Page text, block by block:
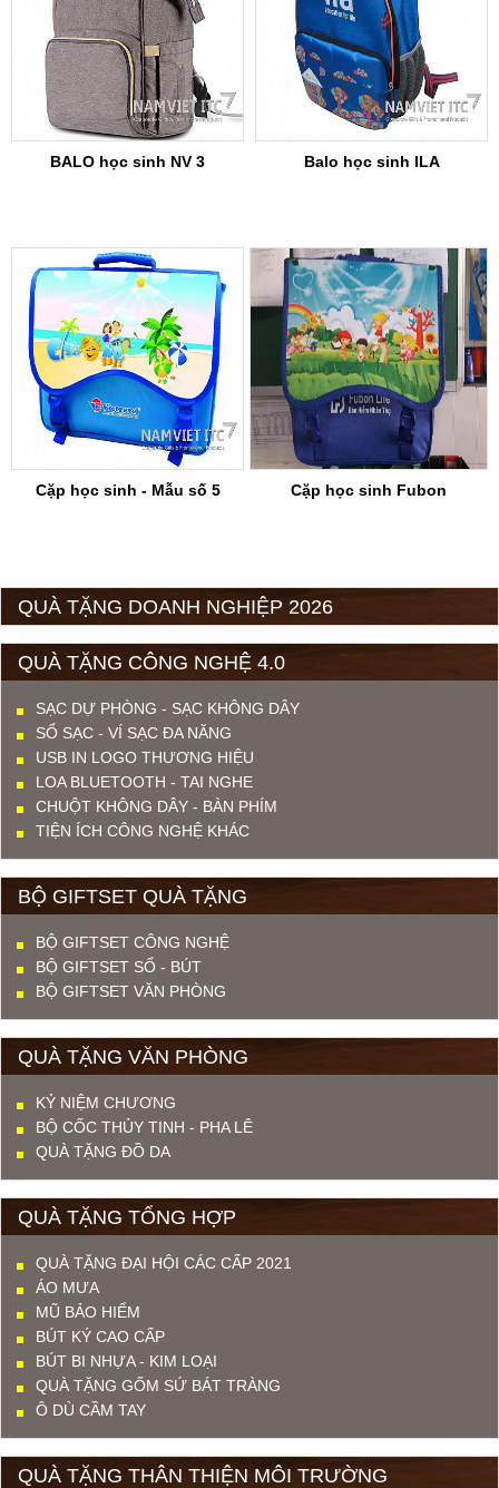
BALO học sinh NV 3 Balo học sinh ILA
Cặp học sinh - Mẫu số 5 Cặp học sinh Fubon
QUÀ TẶNG DOANH NGHIỆP 2026
QUÀ TẶNG CÔNG NGHỆ 4.0
SẠC DỰ PHÒNG - SẠC KHÔNG DÂY
SỔ SẠC - VÍ SẠC ĐA NĂNG
USB IN LOGO THƯƠNG HIỆU
LOA BLUETOOTH - TAI NGHE
CHUỘT KHÔNG DÂY - BÀN PHÍM
TIỆN ÍCH CÔNG NGHỆ KHÁC
BỘ GIFTSET QUÀ TẶNG
BỘ GIFTSET CÔNG NGHỆ
BỘ GIFTSET SỔ - BÚT
BỘ GIFTSET VĂN PHÒNG
QUÀ TẶNG VĂN PHÒNG
KỶ NIỆM CHƯƠNG
BỘ CỐC THỦY TINH - PHA LÊ
QUÀ TẶNG ĐỒ DA
QUÀ TẶNG TỔNG HỢP
QUÀ TẶNG ĐẠI HỘI CÁC CẤP 2021
ÁO MƯA
MŨ BẢO HIỂM
BÚT KÝ CAO CẤP
BÚT BI NHỰA - KIM LOẠI
QUÀ TẶNG GỐM SỨ BÁT TRÀNG
Ô DÙ CẦM TAY
QUÀ TẶNG THÂN THIỆN MÔI TRƯỜNG